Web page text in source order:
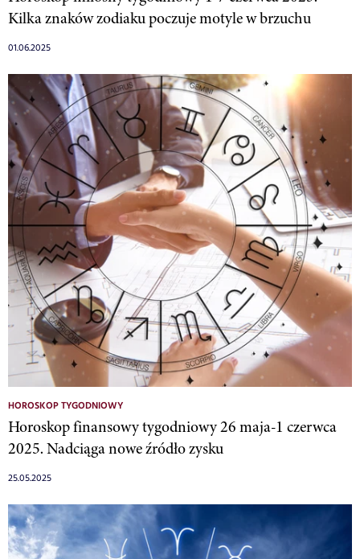
Kilka znaków zodiaku poczuje motyle w brzuchu
01.06.2025
HOROSKOP TYGODNIOWY
Horoskop finansowy tygodniowy 26 maja-1 czerwca
2025. Nadciąga nowe źródło zysku
25.05.2025